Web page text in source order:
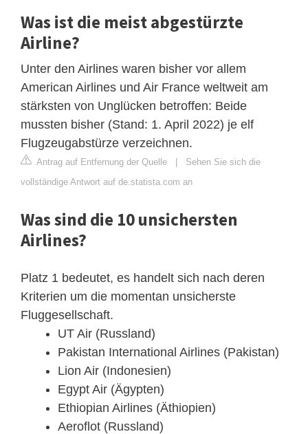
Was ist die meist abgestürzte
Airline?
Unter den Airlines waren bisher vor allem
American Airlines und Air France weltweit am
stärksten von Unglücken betroffen: Beide
mussten bisher (Stand: 1. April 2022) je elf
Flugzeugabstürze verzeichnen.
Antrag auf Entfernung der Quelle | Sehen Sie sich die
vollständige Antwort auf de.statista.com an
Was sind die 10 unsichersten
Airlines?
Platz 1 bedeutet, es handelt sich nach deren
Kriterien um die momentan unsicherste
Fluggesellschaft.
UT Air (Russland)
Pakistan International Airlines (Pakistan)
Lion Air (Indonesien)
Egypt Air (Ägypten)
Ethiopian Airlines (Äthiopien)
Aeroflot (Russland)